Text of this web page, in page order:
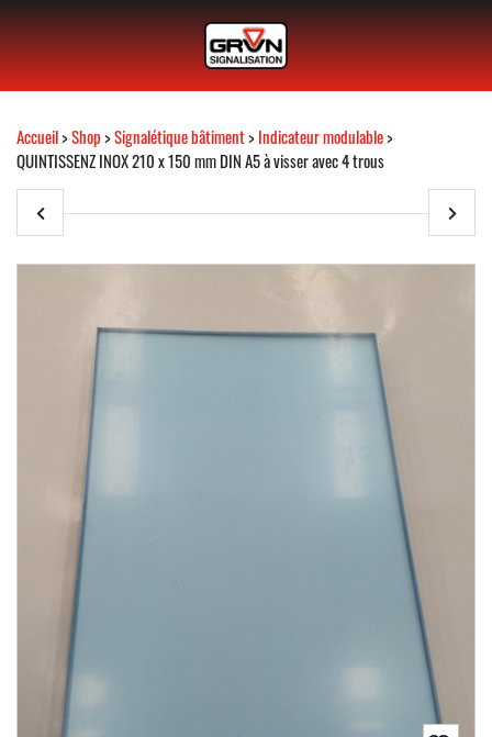
Accueil>Shop>Signalétique bâtiment>Indicateur modulable>
QUINTISSENZ INOX 210 x 150 mm DIN A5 à visser avec 4 trous